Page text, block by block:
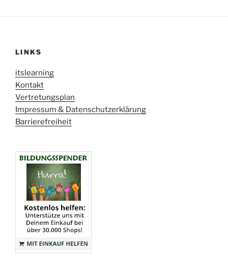
LINKS
itslearning
Kontakt
Vertretungsplan
Impressum & Datenschutzerklärung
Barrierefreiheit